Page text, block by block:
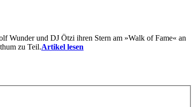
Wunder und DJ Ötzi ihren Stern am »Walk of Fame« an
zu Teil.Artikel lesen